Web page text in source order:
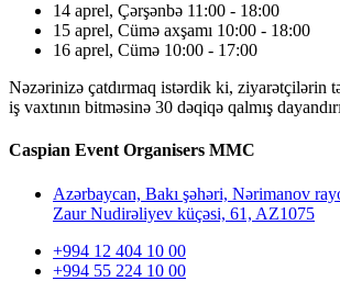
14 aprel, Çərşənbə 11:00 - 18:00
15 aprel, Cümə axşamı 10:00 - 18:00
16 aprel, Cümə 10:00 - 17:00
Nəzərinizə çatdırmaq istərdik ki, ziyarətçilərin
iş vaxtının bitməsinə 30 dəqiqə qalmış
Caspian Event Organisers MMC
Azərbaycan, Bakı şəhəri, Nərimanov
Zaur Nudirəliyev küçəsi, 61, AZ1075
+994 12 404 10 00
+994 55 224 10 00